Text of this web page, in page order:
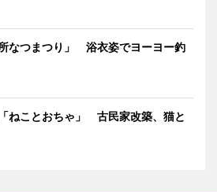
なつまつり」 浴衣姿でヨーヨー釣
ねことおちゃ」 古民家改築、猫と